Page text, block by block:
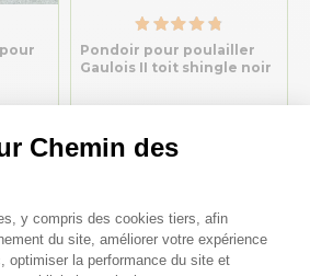
Chemin des
Gestion du
y compris des cookies tiers, afin
du site, améliorer votre expérience
optimiser la performance du site et
Pondoir pour poulailler
Gaulois II toit shingle noir
45,75 €